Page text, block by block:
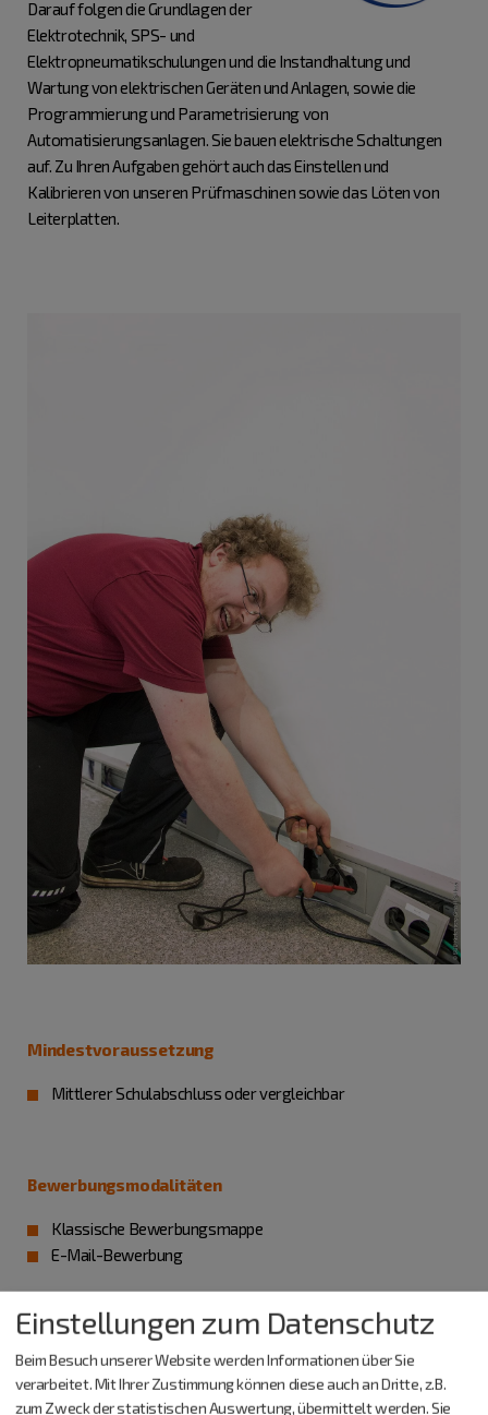
Darauf folgen die Grundlagen der
Elektrotechnik, SPS- und
Elektropneumatikschulungen und die Instandhaltung und
Wartung von elektrischen Geräten und Anlagen, sowie die
Programmierung und Parametrisierung von
Automatisierungsanlagen. Sie bauen elektrische Schaltungen
auf. Zu Ihren Aufgaben gehört auch das Einstellen und
Kalibrieren von unseren Prüfmaschinen sowie das Löten von
Leiterplatten.
Mindestvoraussetzung
Mittlerer Schulabschluss oder vergleichbar
Bewerbungsmodalitäten
Klassische Bewerbungsmappe
E-Mail-Bewerbung
Jahr 2026: 1-2
Einstellungen zum Datenschutz
Beim Besuch unserer Website werden Informationen über Sie
verarbeitet. Mit Ihrer Zustimmung können diese auch an Dritte, z.B.
zum Zweck der statistischen Auswertung, übermittelt werden. Sie